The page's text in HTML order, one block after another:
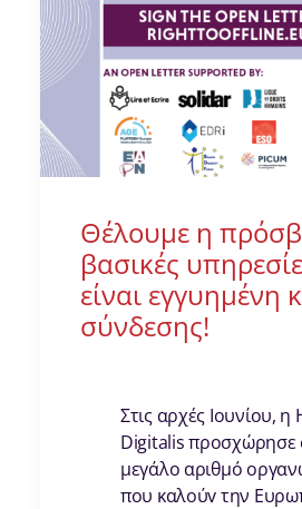
Θέλουμε η
βασικές
είναι εγγυημένη
σύνδεσης!
Στις αρχές Ιουνίου, η
Digitalis προσχώρησε
μεγάλο αριθμό
που καλούv την